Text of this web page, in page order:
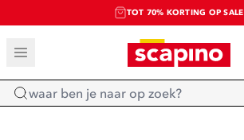
TOT 70% KORTING OP SALE
SALE: LAATSTE KANS!
SHOP NIEUW
Home